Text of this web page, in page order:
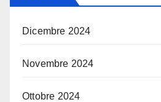
Dicembre 2024
Novembre 2024
Ottobre 2024